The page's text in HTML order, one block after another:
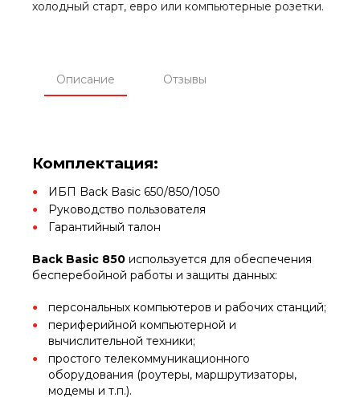
холодный старт, евро или компьютерные розетки.
Описание Отзывы
Комплектация:
ИБП Back Basic 650/850/1050
Руководство пользователя
Гарантийный талон
Back Basic 850 используется для обеспечения
бесперебойной работы и защиты данных:
персональных компьютеров и рабочих станций;
периферийной компьютерной и
вычислительной техники;
простого телекоммуникационного
оборудования (роутеры, маршрутизаторы,
модемы и т.п.).